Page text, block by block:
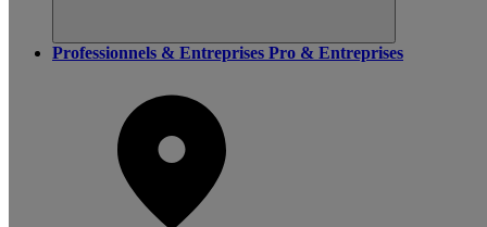
Professionnels & Entreprises Pro & Entreprises